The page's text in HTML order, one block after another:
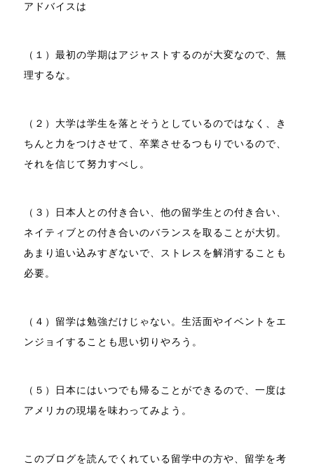
アドバイスは
（１）最初の学期はアジャストするのが大変なので、無
理するな。
（２）大学は学生を落とそうとしているのではなく、き
ちんと力をつけさせて、卒業させるつもりでいるので、
それを信じて努力すべし。
（３）日本人との付き合い、他の留学生との付き合い、
ネイティブとの付き合いのバランスを取ることが大切。
あまり追い込みすぎないで、ストレスを解消することも
必要。
（４）留学は勉強だけじゃない。生活面やイベントをエ
ンジョイすることも思い切りやろう。
（５）日本にはいつでも帰ることができるので、一度は
アメリカの現場を味わってみよう。
このブログを読んでくれている留学中の方や、留学を考